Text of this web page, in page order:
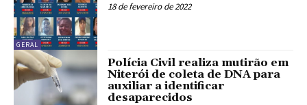
GERAL
18 de fevereiro de 2022
Polícia Civil realiza mutirão em
Niterói de coleta de DNA para
auxiliar a identificar
desaparecidos